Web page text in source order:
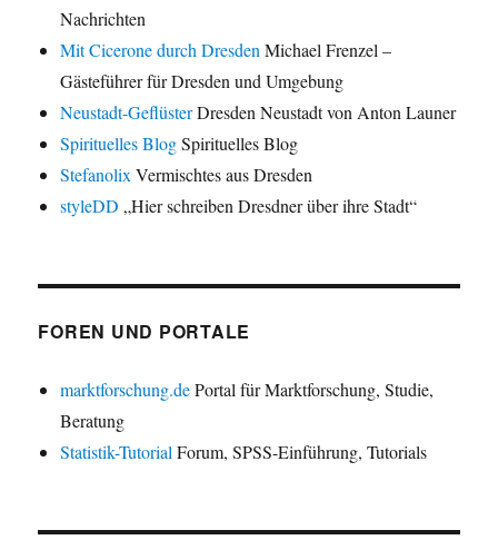
Nachrichten
Mit Cicerone durch Dresden Michael Frenzel –
Gästeführer für Dresden und Umgebung
Neustadt-GeflüsterDresden Neustadt von Anton Launer
Spirituelles BlogSpirituelles Blog
Stefanolix Vermischtes aus Dresden
styleDD „Hier schreiben Dresdner über ihre Stadt“
FOREN UND PORTALE
marktforschung.dePortal für Marktforschung, Studie,
Beratung
Statistik-Tutorial Forum, SPSS-Einführung, Tutorials